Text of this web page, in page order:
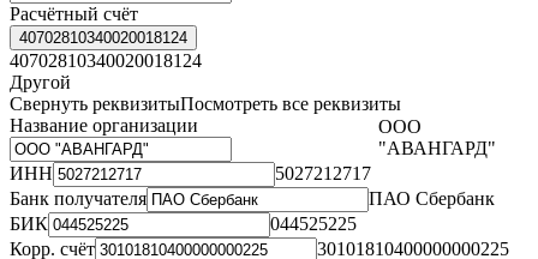
Расчётный счёт
40702810340020018124
40702810340020018124
Другой
Свернуть реквизитыПосмотреть все реквизиты
Название организации
ООО
"АВАНГАРД"
ИНН
5027212717
Банк получателя
ПАО Сбербанк
БИК
044525225
Корр. счёт
30101810400000000225